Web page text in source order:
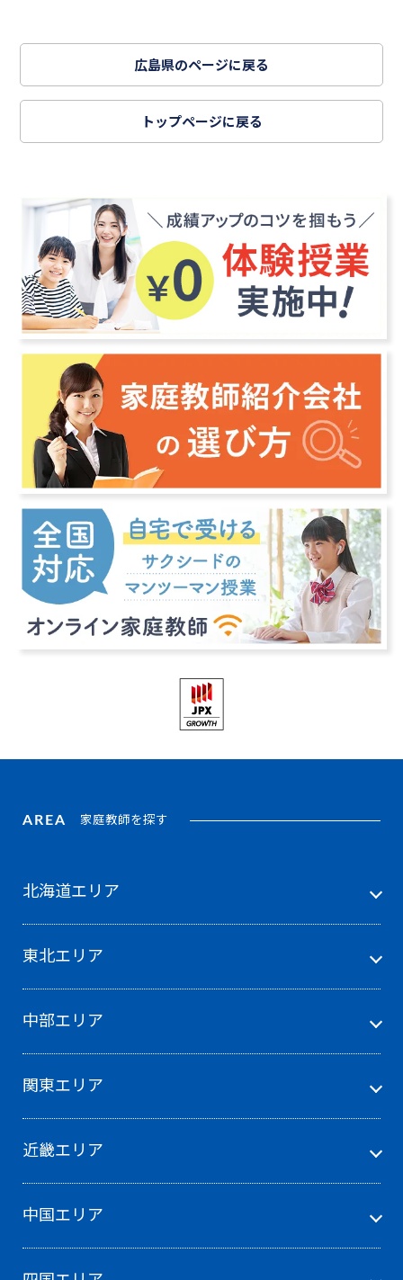
広島県のページに戻る
トップページに戻る
AREA 家庭教師を探す
北海道エリア
東北エリア
中部エリア
関東エリア
近畿エリア
中国エリア